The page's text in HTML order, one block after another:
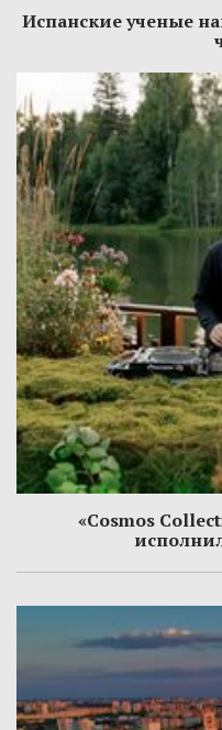
Испанские ученые
«Cosmos